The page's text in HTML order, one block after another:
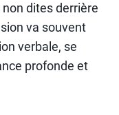
dites derrière
va souvent
verbale, se
profonde et